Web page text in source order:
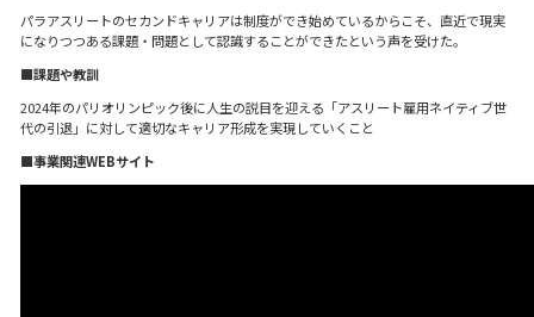
パラアスリートのセカンドキャリアは制度ができ始めているからこそ、直近で現実
になりつつある課題・問題として認識することができたという声を受けた。
■課題や教訓
2024年のパリオリンピック後に人生の説目を迎える「アスリート雇用ネイティブ世
代の引退」に対して適切なキャリア形成を実現していくこと
■事業関連WEBサイト